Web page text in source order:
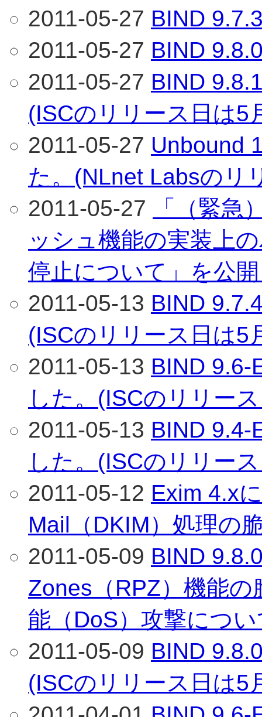
2011-05-27 BIND
2011-05-27 BIND
2011-05-27 BIND
(ISCのリリース日は5
2011-05-27 Unbound
た。(NLnet Labsのリ
2011-05-27
「（緊急
ッシュ機能の実装上
停止について」を公
2011-05-13 BIND
(ISCのリリース日は5
2011-05-13 BIND 9.6-
した。(ISCのリリー
2011-05-13 BIND 9.4-
した。(ISCのリリー
2011-05-12 Exim 4.x
Mail（DKIM）処理の
2011-05-09 BIND
Zones（RPZ）機能
能（DoS）攻撃につ
2011-05-09 BIND
(ISCのリリース日は5